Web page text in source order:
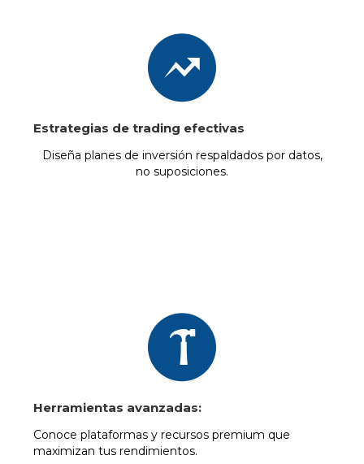
Estrategias de trading efectivas
Diseña planes de inversión respaldados por datos,
no suposiciones.
Herramientas avanzadas:
Conoce plataformas y recursos premium que
maximizan tus rendimientos.